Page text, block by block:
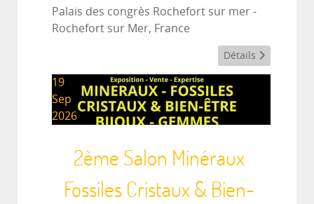
Palais des congrès Rochefort sur mer -
Rochefort sur Mer, France
Détails
19
Sep
2026
2ème Salon Minéraux
Fossiles Cristaux & Bien-